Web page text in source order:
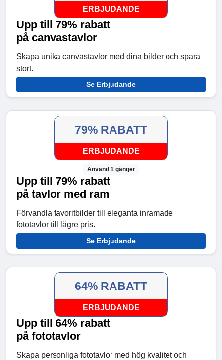
ERBJUDANDE
Upp till 79% rabatt
på canvastavlor
Skapa unika canvastavlor med dina bilder och spara
stort.
Se Erbjudande
79% RABATT
ERBJUDANDE
Använd 1 gånger
Upp till 79% rabatt
på tavlor med ram
Förvandla favoritbilder till eleganta inramade
fototavlor till lägre pris.
Se Erbjudande
64% RABATT
ERBJUDANDE
Upp till 64% rabatt
på fototavlor
Skapa personliga fototavlor med hög kvalitet och